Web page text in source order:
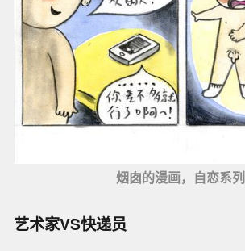
烟囱的漫画，自恋系列
艺术家VS快递员